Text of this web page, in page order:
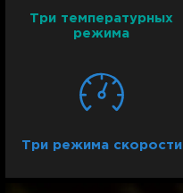
Три температурных
режима
Три режима скорости